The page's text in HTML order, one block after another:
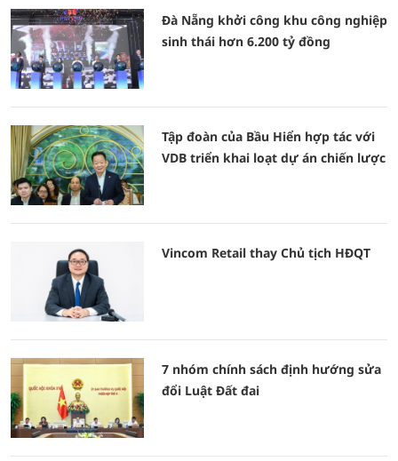
Đà Nẵng khởi công khu công nghiệp
sinh thái hơn 6.200 tỷ đồng
Tập đoàn của Bầu Hiển hợp tác với
VDB triển khai loạt dự án chiến lược
Vincom Retail thay Chủ tịch HĐQT
7 nhóm chính sách định hướng sửa
đổi Luật Đất đai